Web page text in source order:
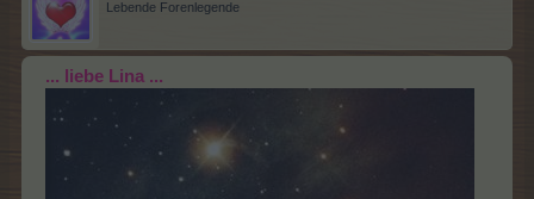
Lebende Forenlegende
... liebe Lina ...